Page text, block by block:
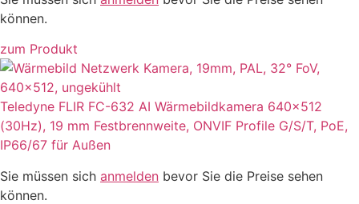
können.
zum Produkt
Teledyne FLIR FC-632 AI Wärmebildkamera 640×512
(30Hz), 19 mm Festbrennweite, ONVIF Profile G/S/T, PoE,
IP66/67 für Außen
Sie müssen sich anmelden bevor Sie die Preise sehen
können.